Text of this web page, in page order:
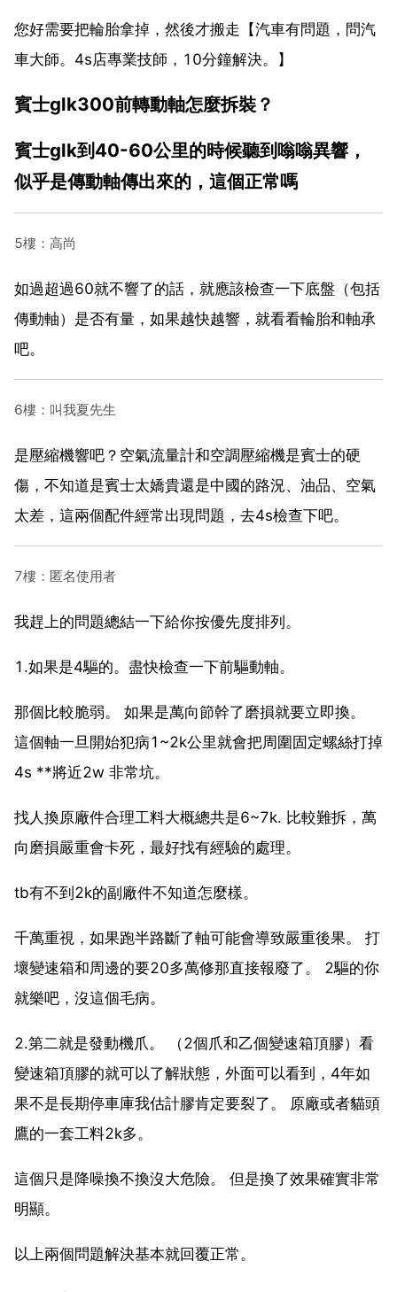
您好需要把輪胎拿掉，然後才搬走【汽車有問題，問汽
車大師。4s店專業技師，10分鐘解決。】
賓士glk300前轉動軸怎麼拆裝？
賓士glk到40-60公里的時候聽到嗡嗡異響，
似乎是傳動軸傳出來的，這個正常嗎
5樓：高尚
如過超過60就不響了的話，就應該檢查一下底盤（包括
傳動軸）是否有量，如果越快越響，就看看輪胎和軸承
吧。
6樓：叫我夏先生
是壓縮機響吧？空氣流量計和空調壓縮機是賓士的硬
傷，不知道是賓士太嬌貴還是中國的路況、油品、空氣
太差，這兩個配件經常出現問題，去4s檢查下吧。
7樓：匿名使用者
我趕上的問題總結一下給你按優先度排列。
1.如果是4驅的。盡快檢查一下前驅動軸。
那個比較脆弱。 如果是萬向節幹了磨損就要立即換。
這個軸一旦開始犯病1~2k公里就會把周圍固定螺絲打掉
4s **將近2w 非常坑。
找人換原廠件合理工料大概總共是6~7k. 比較難拆，萬
向磨損嚴重會卡死，最好找有經驗的處理。
tb有不到2k的副廠件不知道怎麼樣。
千萬重視，如果跑半路斷了軸可能會導致嚴重後果。 打
壞變速箱和周邊的要20多萬修那直接報廢了。 2驅的你
就樂吧，沒這個毛病。
2.第二就是發動機爪。 （2個爪和乙個變速箱頂膠）看
變速箱頂膠的就可以了解狀態，外面可以看到，4年如
果不是長期停車庫我估計膠肯定要裂了。 原廠或者貓頭
鷹的一套工料2k多。
這個只是降噪換不換沒大危險。 但是換了效果確實非常
明顯。
以上兩個問題解決基本就回覆正常。